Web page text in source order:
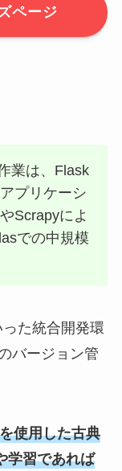
ページ
業は、Flask
プリケーシ
Scrapyによ
での中規模
た統合開発環
バージョン管
使用した古典
学習であれば